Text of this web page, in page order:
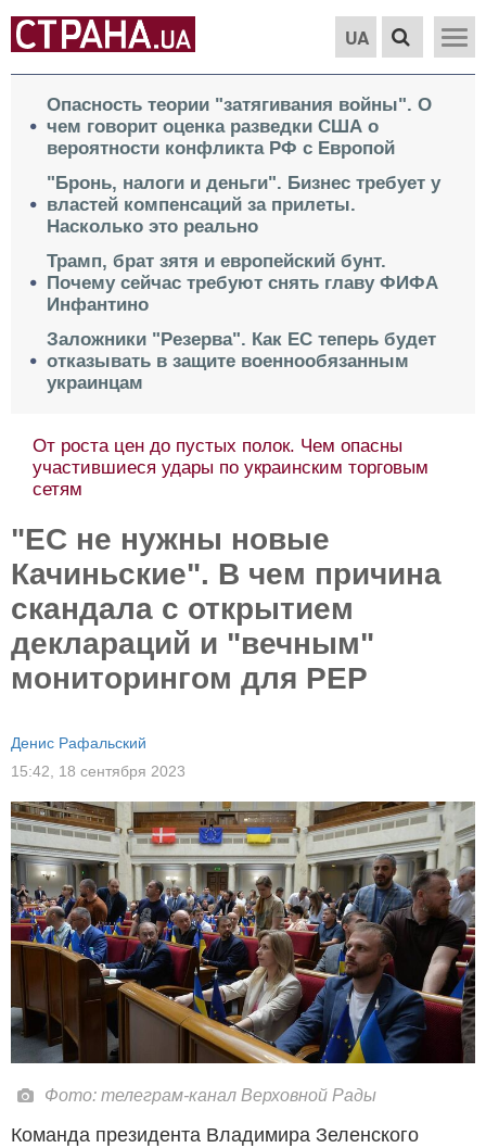
UA
Опасность теории "затягивания войны". О
чем говорит оценка разведки США о
вероятности конфликта РФ с Европой
"Бронь, налоги и деньги". Бизнес требует у
властей компенсаций за прилеты.
Насколько это реально
Трамп, брат зятя и европейский бунт.
Почему сейчас требуют снять главу ФИФА
Инфантино
Заложники "Резерва". Как ЕС теперь будет
отказывать в защите военнообязанным
украинцам
От роста цен до пустых полок. Чем опасны
участившиеся удары по украинским торговым
сетям
"ЕС не нужны новые
Качиньские". В чем причина
скандала с открытием
деклараций и "вечным"
мониторингом для PEP
Денис Рафальский
15:42, 18 сентября 2023
Фото: телеграм-канал Верховной Рады
Команда президента Владимира Зеленского